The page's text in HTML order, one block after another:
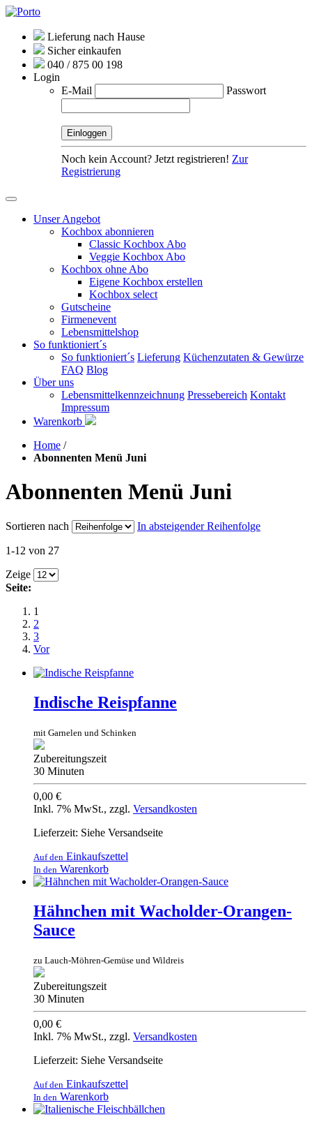
Lieferung nach Hause
Sicher einkaufen
040 / 875 00 198
Login
E-Mail
Passwort
Noch kein Account? Jetzt registrieren! Zur
Registrierung
Unser Angebot
Kochbox abonnieren
Classic Kochbox Abo
Veggie Kochbox Abo
Kochbox ohne Abo
Eigene Kochbox erstellen
Kochbox select
Gutscheine
Firmenevent
Lebensmittelshop
So funktioniert´s
So funktioniert´s Lieferung Küchenzutaten & Gewürze
FAQ Blog
Über uns
Lebensmittelkennzeichnung Pressebereich Kontakt
Impressum
Warenkorb
Home /
Abonnenten Menü Juni
Abonnenten Menü Juni
Sortieren nach In absteigender Reihenfolge
1-12 von 27
Zeige
Seite:
1
2
3
Vor
Indische Reispfanne
mit Garnelen und Schinken
Zubereitungszeit
30 Minuten
0,00 €
Inkl. 7% MwSt., zzgl. Versandkosten
Lieferzeit: Siehe Versandseite
Auf den Einkaufszettel
In den Warenkorb
Hähnchen mit Wacholder-Orangen-
Sauce
zu Lauch-Möhren-Gemüse und Wildreis
Zubereitungszeit
30 Minuten
0,00 €
Inkl. 7% MwSt., zzgl. Versandkosten
Lieferzeit: Siehe Versandseite
Auf den Einkaufszettel
In den Warenkorb